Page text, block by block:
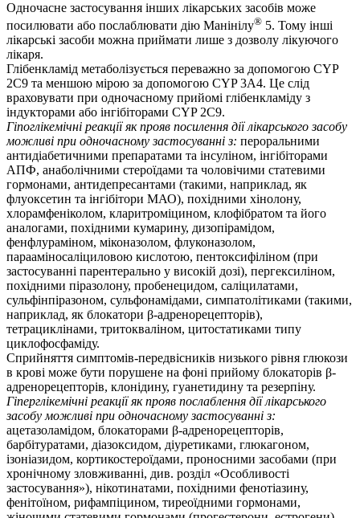
Одночасне застосування інших лікарських засобів може
посилювати або послаблювати дію Манінілу® 5. Тому інші
лікарські засоби можна приймати лише з дозволу лікуючого
лікаря.
Глібенкламід метаболізується переважно за допомогою CYP
2C9 та меншою мірою за допомогою CYP 3A4. Це слід
враховувати при одночасному прийомі глібенкламіду з
індукторами або інгібіторами CYP 2C9.
Гіпоглікемічні реакції як прояв посилення дії лікарського засобу
можливі при одночасному застосуванні з: пероральними
антидіабетичними препаратами та інсуліном, інгібіторами
АПФ, анаболічними стероїдами та чоловічими статевими
гормонами, антидепресантами (такими, наприклад, як
флуоксетин та інгібітори МАО), похідними хінолону,
хлорамфеніколом, кларитроміцином, клофібратом та його
аналогами, похідними кумарину, дизопірамідом,
фенфлураміном, міконазолом, флуконазолом,
парааміносаліциловою кислотою, пентоксифіліном (при
застосуванні парентерально у високій дозі), пергексиліном,
похідними піразолону, пробенецидом, саліцилатами,
сульфінпіразоном, сульфонамідами, симпатолітиками (такими,
наприклад, як блокатори β-адренорецепторів),
тетрациклінами, тритокваліном, цитостатиками типу
циклофосфаміду.
Сприйняття симптомів-передвісників низького рівня глюкози
в крові може бути порушене на фоні прийому блокаторів β-
адренорецепторів, клонідину, гуанетидину та резерпіну.
Гіперглікемічні реакції як прояв послаблення дії лікарського
засобу можливі при одночасному застосуванні з:
ацетазоламідом, блокаторами β-адренорецепторів,
барбітуратами, діазоксидом, діуретиками, глюкагоном,
ізоніазидом, кортикостероїдами, проносними засобами (при
хронічному зловживанні, див. розділ «Особливості
застосування»), нікотинатами, похідними фенотіазину,
фенітоїном, рифампіцином, тиреоїдними гормонами,